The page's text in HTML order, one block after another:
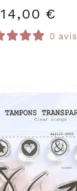
14,00 €
0 avis